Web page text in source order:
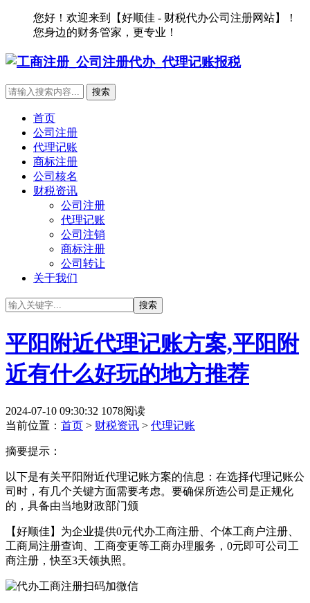
您好！欢迎来到【好顺佳 - 财税代办公司注册网站】！
您身边的财务管家，更专业！
首页
公司注册
代理记账
商标注册
公司核名
财税资讯
公司注册
代理记账
公司注销
商标注册
公司转让
关于我们
平阳附近代理记账方案,平阳附
近有什么好玩的地方推荐
2024-07-10 09:30:32 1078阅读
当前位置： 首页 > 财税资讯 > 代理记账
摘要提示：
以下是有关平阳附近代理记账方案的信息：在选择代理记账公
司时，有几个关键方面需要考虑。要确保所选公司是正规化
的，具备由当地财政部门颁
【好顺佳】为企业提供0元代办工商注册、个体工商户注册、
工商局注册查询、工商变更等工商办理服务，0元即可公司工
商注册，快至3天领执照。